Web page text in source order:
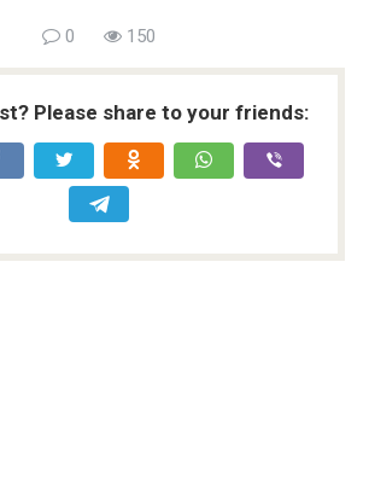
0 150
Please share to your friends: